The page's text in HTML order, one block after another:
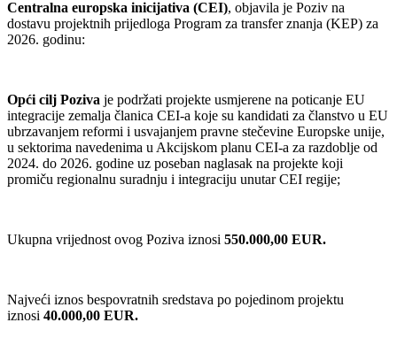
Centralna europska inicijativa (CEI), objavila je Poziv na
dostavu projektnih prijedloga Program za transfer znanja (KEP) za
2026. godinu:
Opći cilj Poziva je podržati projekte usmjerene na poticanje EU
integracije zemalja članica CEI-a koje su kandidati za članstvo u EU
ubrzavanjem reformi i usvajanjem pravne stečevine Europske unije,
u sektorima navedenima u Akcijskom planu CEI-a za razdoblje od
2024. do 2026. godine uz poseban naglasak na projekte koji
promiču regionalnu suradnju i integraciju unutar CEI regije;
Ukupna vrijednost ovog Poziva iznosi 550.000,00 EUR.
Najveći iznos bespovratnih sredstava po pojedinom projektu
iznosi 40.000,00 EUR.